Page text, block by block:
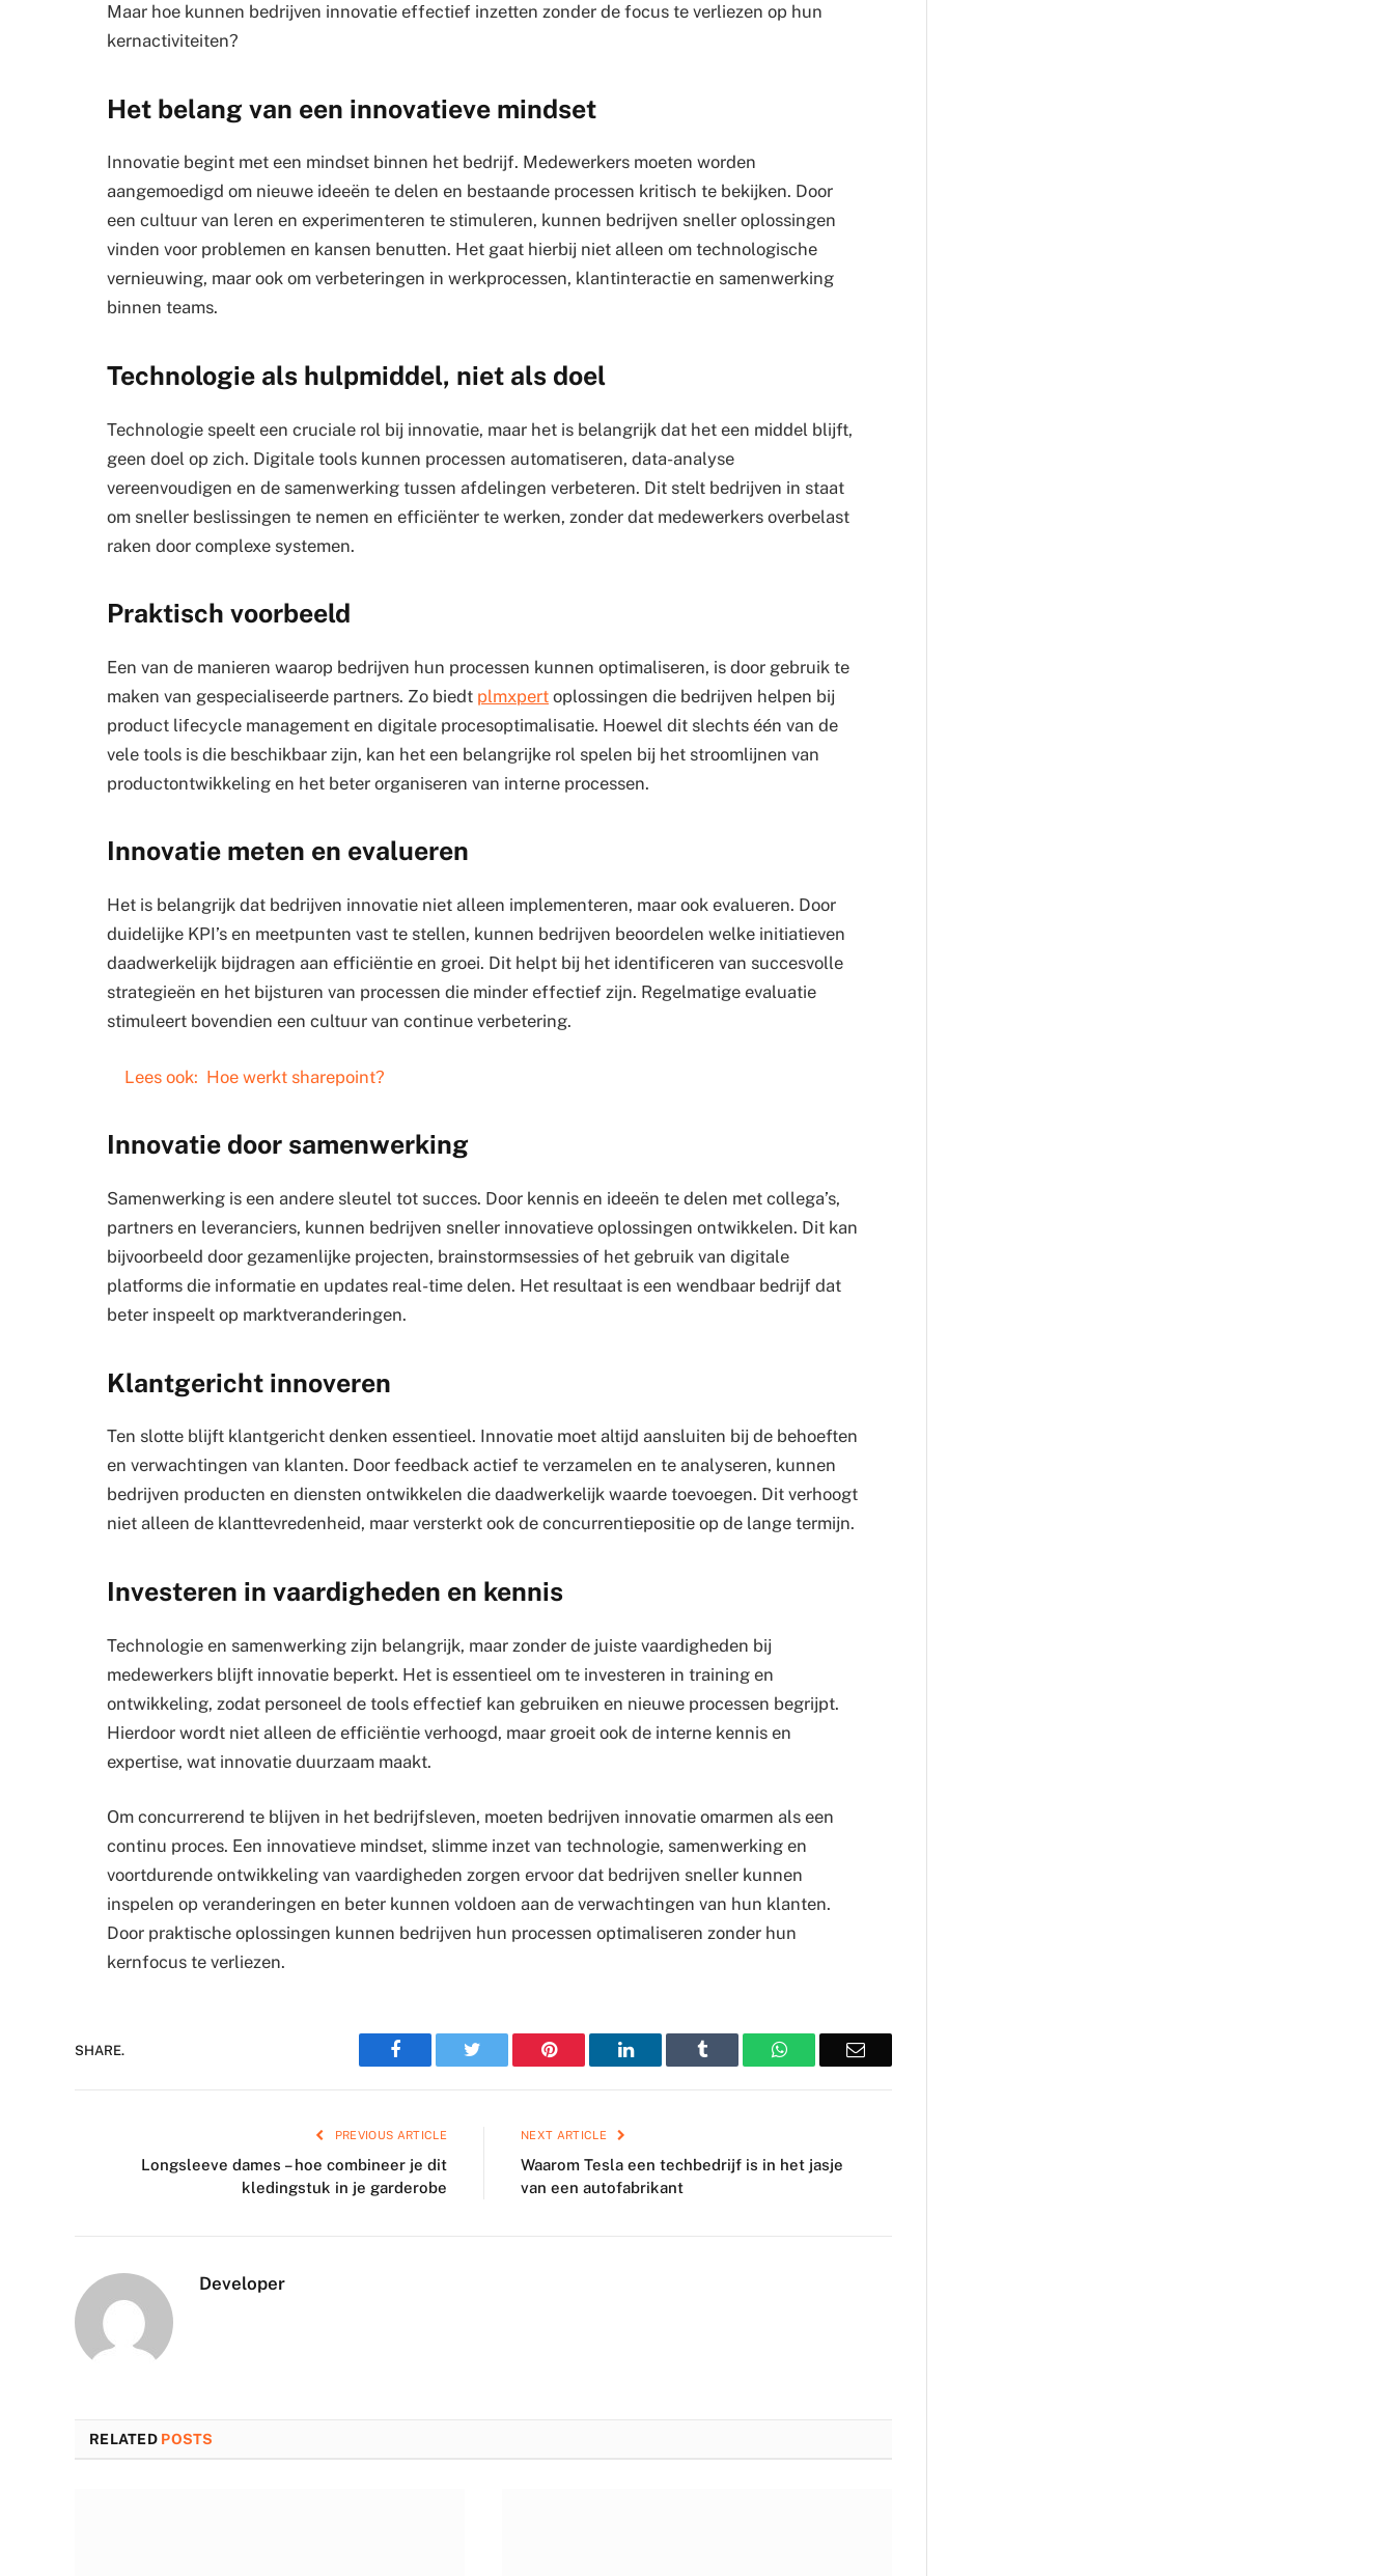
Maar hoe kunnen bedrijven innovatie effectief inzetten zonder de focus te verliezen op hun
kernactiviteiten?
Het belang van een innovatieve mindset
Innovatie begint met een mindset binnen het bedrijf. Medewerkers moeten worden
aangemoedigd om nieuwe ideeën te delen en bestaande processen kritisch te bekijken. Door
een cultuur van leren en experimenteren te stimuleren, kunnen bedrijven sneller oplossingen
vinden voor problemen en kansen benutten. Het gaat hierbij niet alleen om technologische
vernieuwing, maar ook om verbeteringen in werkprocessen, klantinteractie en samenwerking
binnen teams.
Technologie als hulpmiddel, niet als doel
Technologie speelt een cruciale rol bij innovatie, maar het is belangrijk dat het een middel blijft,
geen doel op zich. Digitale tools kunnen processen automatiseren, data-analyse
vereenvoudigen en de samenwerking tussen afdelingen verbeteren. Dit stelt bedrijven in staat
om sneller beslissingen te nemen en efficiënter te werken, zonder dat medewerkers overbelast
raken door complexe systemen.
Praktisch voorbeeld
Een van de manieren waarop bedrijven hun processen kunnen optimaliseren, is door gebruik te
maken van gespecialiseerde partners. Zo biedt plmxpert oplossingen die bedrijven helpen bij
product lifecycle management en digitale procesoptimalisatie. Hoewel dit slechts één van de
vele tools is die beschikbaar zijn, kan het een belangrijke rol spelen bij het stroomlijnen van
productontwikkeling en het beter organiseren van interne processen.
Innovatie meten en evalueren
Het is belangrijk dat bedrijven innovatie niet alleen implementeren, maar ook evalueren. Door
duidelijke KPI’s en meetpunten vast te stellen, kunnen bedrijven beoordelen welke initiatieven
daadwerkelijk bijdragen aan efficiëntie en groei. Dit helpt bij het identificeren van succesvolle
strategieën en het bijsturen van processen die minder effectief zijn. Regelmatige evaluatie
stimuleert bovendien een cultuur van continue verbetering.
Lees ook: Hoe werkt sharepoint?
Innovatie door samenwerking
Samenwerking is een andere sleutel tot succes. Door kennis en ideeën te delen met collega’s,
partners en leveranciers, kunnen bedrijven sneller innovatieve oplossingen ontwikkelen. Dit kan
bijvoorbeeld door gezamenlijke projecten, brainstormsessies of het gebruik van digitale
platforms die informatie en updates real-time delen. Het resultaat is een wendbaar bedrijf dat
beter inspeelt op marktveranderingen.
Klantgericht innoveren
Ten slotte blijft klantgericht denken essentieel. Innovatie moet altijd aansluiten bij de behoeften
en verwachtingen van klanten. Door feedback actief te verzamelen en te analyseren, kunnen
bedrijven producten en diensten ontwikkelen die daadwerkelijk waarde toevoegen. Dit verhoogt
niet alleen de klanttevredenheid, maar versterkt ook de concurrentiepositie op de lange termijn.
Investeren in vaardigheden en kennis
Technologie en samenwerking zijn belangrijk, maar zonder de juiste vaardigheden bij
medewerkers blijft innovatie beperkt. Het is essentieel om te investeren in training en
ontwikkeling, zodat personeel de tools effectief kan gebruiken en nieuwe processen begrijpt.
Hierdoor wordt niet alleen de efficiëntie verhoogd, maar groeit ook de interne kennis en
expertise, wat innovatie duurzaam maakt.
Om concurrerend te blijven in het bedrijfsleven, moeten bedrijven innovatie omarmen als een
continu proces. Een innovatieve mindset, slimme inzet van technologie, samenwerking en
voortdurende ontwikkeling van vaardigheden zorgen ervoor dat bedrijven sneller kunnen
inspelen op veranderingen en beter kunnen voldoen aan de verwachtingen van hun klanten.
Door praktische oplossingen kunnen bedrijven hun processen optimaliseren zonder hun
kernfocus te verliezen.
SHARE. Facebook Twitter Pinterest LinkedIn Tumblr WhatsAppEmail
PREVIOUS ARTICLE
Longsleeve dames – hoe combineer je dit
kledingstuk in je garderobe
NEXT ARTICLE
Waarom Tesla een techbedrijf is in het jasje
van een autofabrikant
Developer
RELATED POSTS